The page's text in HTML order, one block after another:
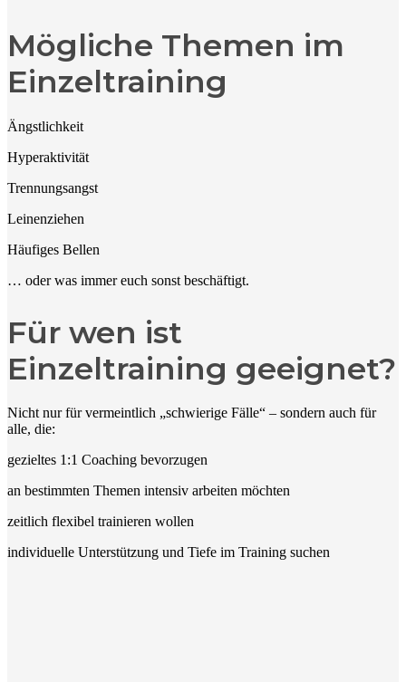
Mögliche Themen im
Einzeltraining
Ängstlichkeit
Hyperaktivität
Trennungsangst
Leinenziehen
Häufiges Bellen
… oder was immer euch sonst beschäftigt.
Für wen ist
Einzeltraining geeignet?
Nicht nur für vermeintlich „schwierige Fälle“ – sondern auch für
alle, die:
gezieltes 1:1 Coaching bevorzugen
an bestimmten Themen intensiv arbeiten möchten
zeitlich flexibel trainieren wollen
individuelle Unterstützung und Tiefe im Training suchen